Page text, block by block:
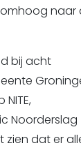
naar
bij acht
Noorderslag
zien dat er